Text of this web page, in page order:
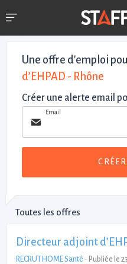
Une offre d'emploi
d’EHPAD - Rhône
Créer une alerte email
Email
Toutes les offres
Directeur adjoint
RECRUTHOME Santé - Publiée le